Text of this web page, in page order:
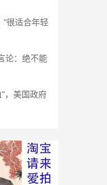
很适合年轻
论：绝不能
，美国政府